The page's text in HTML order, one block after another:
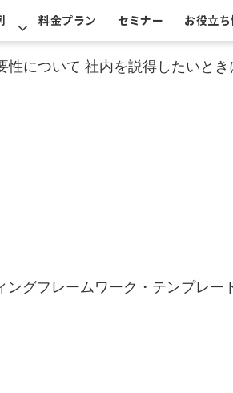
料金プラン セミナー お役立
性について 社内を説得したいと
ングフレームワーク・テンプレー